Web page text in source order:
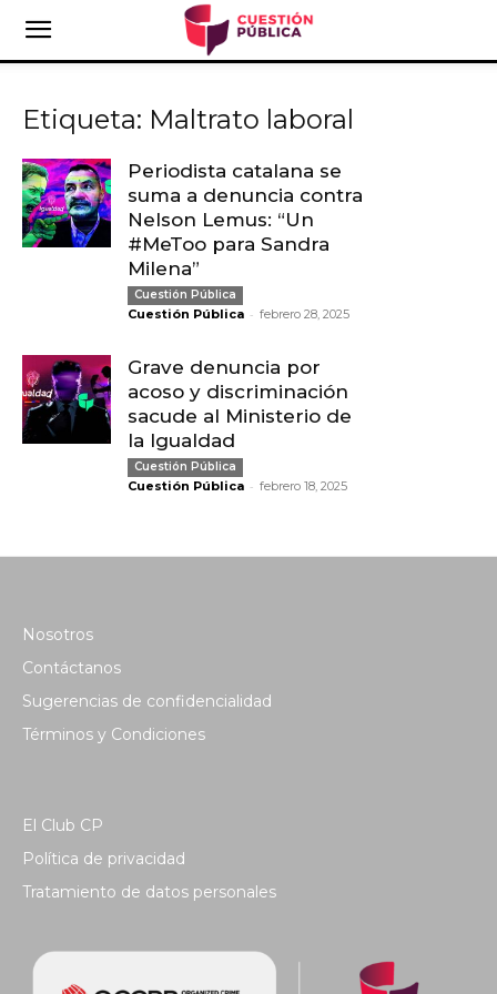
Etiqueta: Maltrato laboral
Periodista catalana se
suma a denuncia contra
Nelson Lemus: “Un
#MeToo para Sandra
Milena”
Cuestión Pública
Cuestión Pública - febrero 28, 2025
Grave denuncia por
acoso y discriminación
sacude al Ministerio de
la Igualdad
Cuestión Pública
Cuestión Pública - febrero 18, 2025
Nosotros
Contáctanos
Sugerencias de confidencialidad
Términos y Condiciones
El Club CP
Política de privacidad
Tratamiento de datos personales